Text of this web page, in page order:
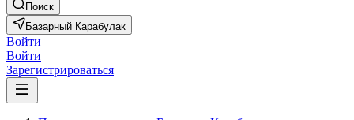
Поиск
Базарный Карабулак
Войти
Войти
Зарегистрироваться